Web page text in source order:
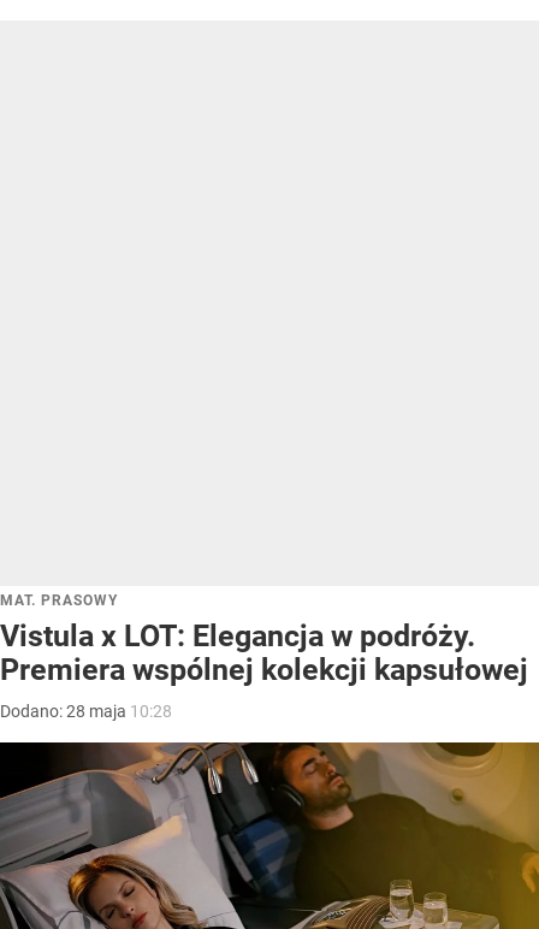
MAT. PRASOWY
Vistula x LOT: Elegancja w podróży.
Premiera wspólnej kolekcji kapsułowej
Dodano:28 maja 10:28